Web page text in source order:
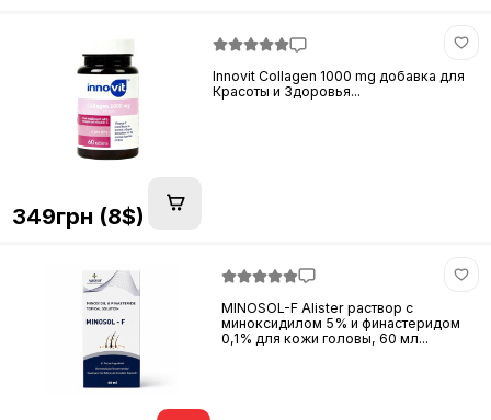
Innovit Collagen 1000 mg добавка для
Красоты и Здоровья...
349грн (8$)
MINOSOL-F Alister раствор с
миноксидилом 5% и финастеридом
0,1% для кожи головы, 60 мл...